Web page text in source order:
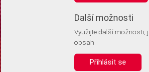
Identifikátor je zcela anonymní.
Vaše souhlasy a odmítnutí si ukládáme do
vás už příště znovu neptali. Můžete je kdykoli
Další možnosti
Využijte další možnosti,
obsah
Přihlásit se